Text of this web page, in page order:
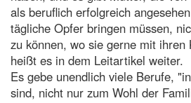
als beruflich erfolgreich
tägliche Opfer bringen müssen,
zu können, wo sie gerne mit ihren
heißt es in dem Leitartikel weiter.
Es gebe unendlich viele Berufe,
sind, nicht nur zum Wohl der